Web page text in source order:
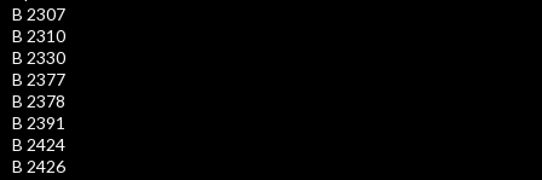
B 2307
B 2310
B 2330
B 2377
B 2378
B 2391
B 2424
B 2426